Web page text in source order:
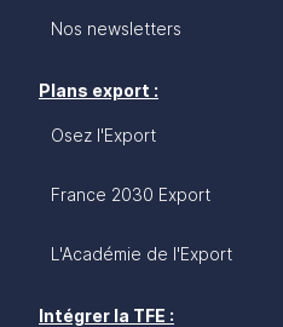
Nos newsletters
Plans export :
Osez l'Export
France 2030 Export
L'Académie de l'Export
Intégrer la TFE :